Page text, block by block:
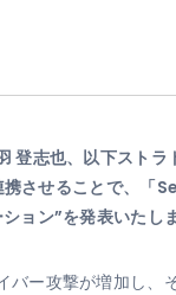
登志也、以下ストラ
させることで、
ョン”を発表いたしま
ー攻撃が増加し